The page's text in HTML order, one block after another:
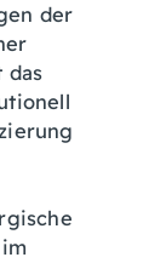
der
das